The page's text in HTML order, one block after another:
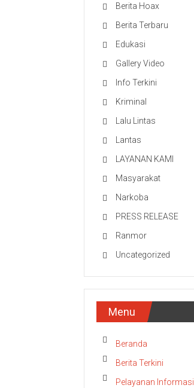
Berita Hoax
Berita Terbaru
Edukasi
Gallery Video
Info Terkini
Kriminal
Lalu Lintas
Lantas
LAYANAN KAMI
Masyarakat
Narkoba
PRESS RELEASE
Ranmor
Uncategorized
Menu
Beranda
Berita Terkini
Pelayanan Informasi